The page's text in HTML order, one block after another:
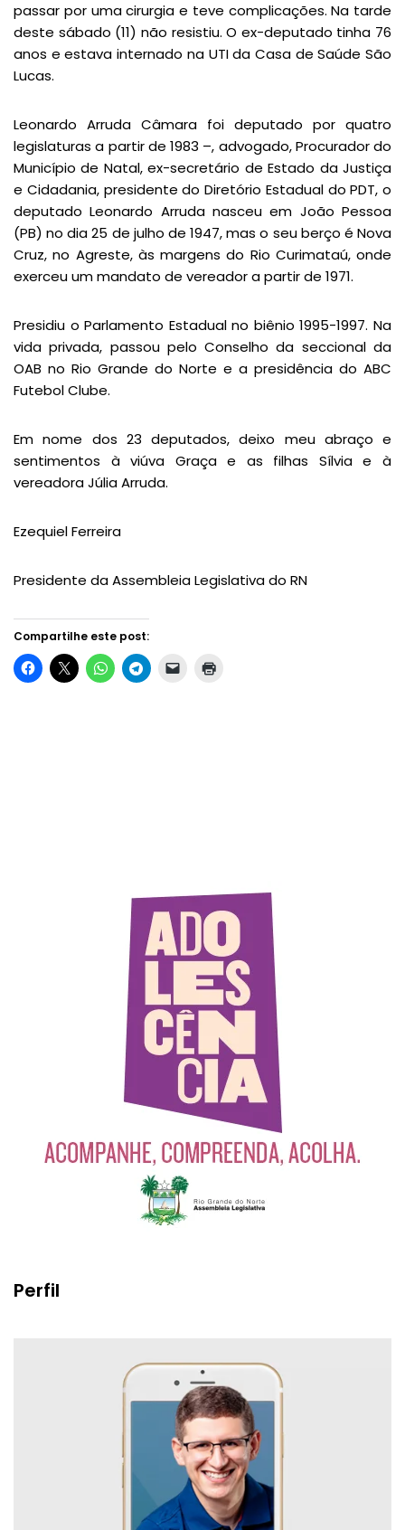
passar por uma cirurgia e teve complicações. Na tarde
deste sábado (11) não resistiu. O ex-deputado tinha 76
anos e estava internado na UTI da Casa de Saúde São
Lucas.
Leonardo Arruda Câmara foi deputado por quatro
legislaturas a partir de 1983 –, advogado, Procurador do
Município de Natal, ex-secretário de Estado da Justiça
e Cidadania, presidente do Diretório Estadual do PDT, o
deputado Leonardo Arruda nasceu em João Pessoa
(PB) no dia 25 de julho de 1947, mas o seu berço é Nova
Cruz, no Agreste, às margens do Rio Curimataú, onde
exerceu um mandato de vereador a partir de 1971.
Presidiu o Parlamento Estadual no biênio 1995-1997. Na
vida privada, passou pelo Conselho da seccional da
OAB no Rio Grande do Norte e a presidência do ABC
Futebol Clube.
Em nome dos 23 deputados, deixo meu abraço e
sentimentos à viúva Graça e as filhas Sílvia e à
vereadora Júlia Arruda.
Ezequiel Ferreira
Presidente da Assembleia Legislativa do RN
Compartilhe este post:
Perfil